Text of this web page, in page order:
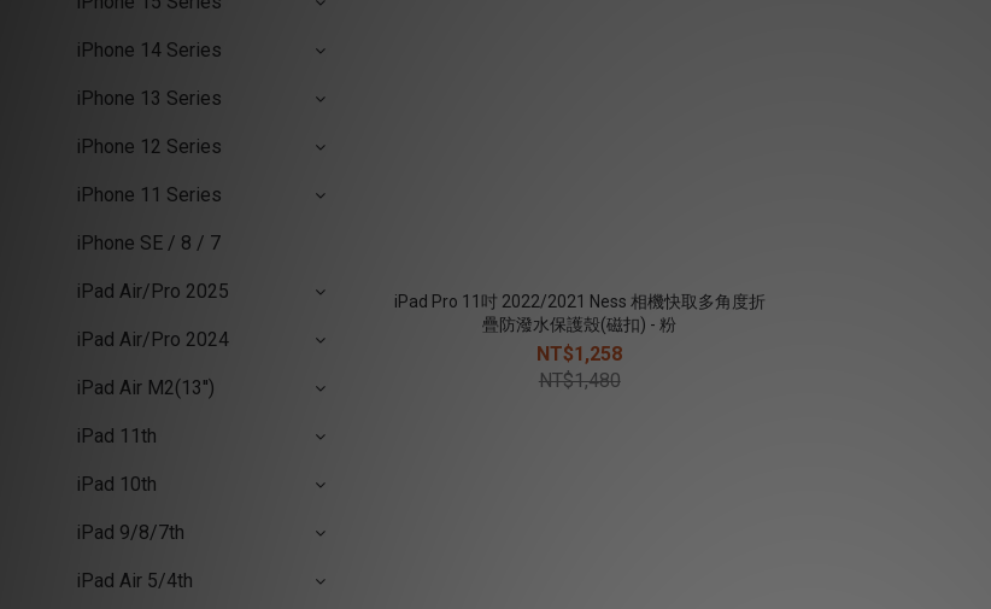
iPhone 14 Series
iPhone 13 Series
iPhone 12 Series
iPhone 11 Series
iPhone SE / 8 / 7
iPad Air/Pro 2025
iPad Air/Pro 2024
iPad Air M2(13'')
iPad 11th
iPad 10th
iPad 9/8/7th
iPad Air 5/4th
iPad Pro 11吋 2022/2021 Ness 相機快取多角度折
疊防潑水保護殼(磁扣) - 粉
NT$1,258
NT$1,480